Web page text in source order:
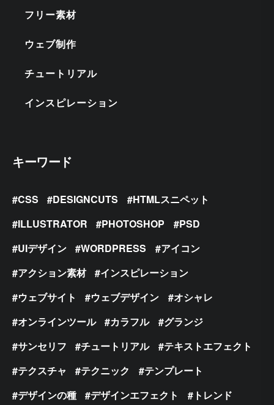
フリー素材
ウェブ制作
チュートリアル
インスピレーション
キーワード
CSS DESIGNCUTS
HTMLスニペット
ILLUSTRATOR
PHOTOSHOP
PSD
UIデザイン
WORDPRESS
アイコン
アクション素材
インスピレーション
ウェブサイト
ウェブデザイン
オシャレ
オンラインツール
カラフル
グランジ
サンセリフ
チュートリアル
テキストエフェクト
テクスチャ
テクニック
テンプレート
デザインの種
デザインエフェクト
トレンド